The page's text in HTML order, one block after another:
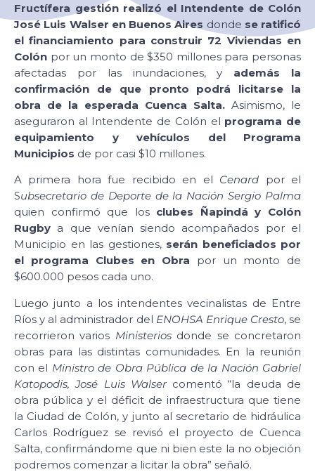
Fructífera gestión realizó el Intendente de Colón
José Luis Walser en Buenos Aires donde se ratificó
el financiamiento para construir 72 Viviendas en
Colón por un monto de $350 millones para personas
afectadas por las inundaciones, y además la
confirmación de que pronto podrá licitarse la
obra de la esperada Cuenca Salta. Asimismo, le
aseguraron al Intendente de Colón el programa de
equipamiento y vehículos del Programa
Municipios de por casi $10 millones.
A primera hora fue recibido en el Cenard por el
Subsecretario de Deporte de la Nación Sergio Palma
quien confirmó que los clubes Ñapindá y Colón
Rugby a que venían siendo acompañados por el
Municipio en las gestiones, serán beneficiados por
el programa Clubes en Obra por un monto de
$600.000 pesos cada uno.
Luego junto a los intendentes vecinalistas de Entre
Ríos y al administrador del ENOHSA Enrique Cresto, se
recorrieron varios Ministeriosdonde se concretaron
obras para las distintas comunidades. En la reunión
con el Ministro de Obra Pública de la Nación Gabriel
Katopodis, José Luis Walsercomentó “la deuda de
obra pública y el déficit de infraestructura que tiene
la Ciudad de Colón, y junto al secretario de hidráulica
Carlos Rodríguez se revisó el proyecto de Cuenca
Salta, confirmándome que ni bien este la no objeción
podremos comenzar a licitar la obra” señaló.